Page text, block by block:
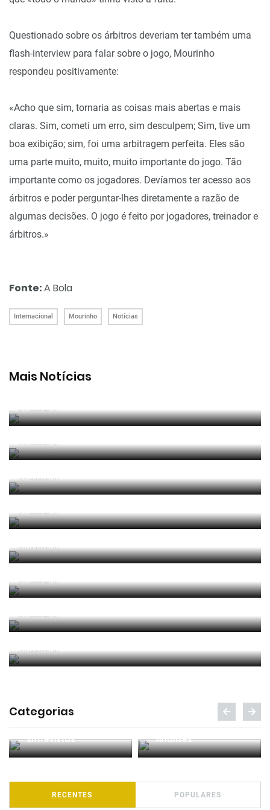
Questionado sobre os árbitros deveriam ter também uma
flash-interview para falar sobre o jogo, Mourinho
respondeu positivamente:
«Acho que sim, tornaria as coisas mais abertas e mais
claras. Sim, cometi um erro, sim desculpem; Sim, tive um
boa exibição; sim, foi uma arbitragem perfeita. Eles são
uma parte muito, muito, muito importante do jogo. Tão
importante como os jogadores. Devíamos ter acesso aos
árbitros e poder perguntar-lhes diretamente a razão de
algumas decisões. O jogo é feito por jogadores, treinador e
árbitros.»
Fonte:A Bola
Internacional Mourinho Notícias
Mais Notícias
Por RefereeTip
João Pinheiro radiante com ida ao Mundial: «É o
Por RefereeTip
João Pinheiro nomeado pela FIFA para o Mundial
Por RefereeTip
APAF espera que câmaras corporais possam
Por RefereeTip
Vídeo: árbitro assistente ensina Calafiori a... fazer
Por RefereeTip
Sérgio Soares na final da Superfinal Europeia de
Por RefereeTip
Por RefereeTip
Filipa Prata nomeada para o Mundial de futsal
Por RefereeTip
Categorias
Entrevistas Análises
RECENTES POPULARES